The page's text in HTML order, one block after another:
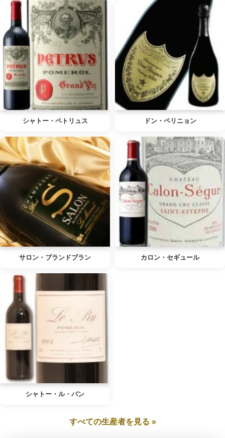
シャトー・ペトリュス ドン・ペリニョン
サロン・ブランドブラン カロン・セギュール
シャトー・ル・パン
すべての生産者を見る »